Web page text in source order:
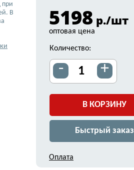
при
В
5198 р./шт
оптовая цена
Количество:
- +
В КОРЗИНУ
Быстрый заказ
Оплата